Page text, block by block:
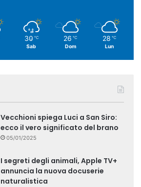
30 ℃
Sab
26 ℃
Dom
28 ℃
Lun
Vecchioni spiega Luci a San Siro:
ecco il vero significato del brano
05/01/2025
I segreti degli animali, Apple TV+
annuncia la nuova docuserie
naturalistica